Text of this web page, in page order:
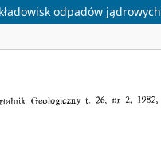
odpadów jądrowych